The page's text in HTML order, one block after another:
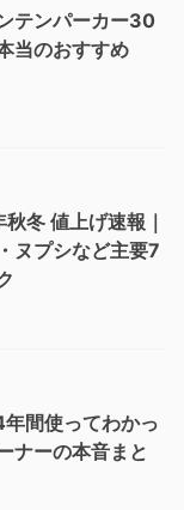
テンパーカー30
当のおすすめ
冬 値上げ速報｜
ヌプシなど主要7
間使ってわかっ
ナーの本音まと